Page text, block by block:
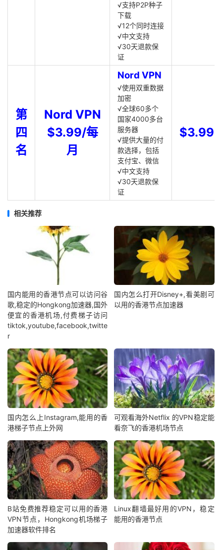
√支持P2P种子
下载
√12个同时连接
√中文支持
√30天退款保
证
第
四
名
Nord VPN
$3.99/每
月
Nord VPN
√使用双重数据
加密
√全球60多个
国家4000多台
服务器
√提供大量的付
款选择，包括
支付宝、微信
√中文支持
√30天退款保
证
$3.99
相关推荐
国内能用的香港节点可以访问谷
歌,稳定的Hongkong加速器,国外
便宜的香港机场,付费梯子访问
tiktok,youtube,facebook,twitte
r
国内怎么打开Disney+,看美剧可
以用的香港节点加速器
国内怎么上Instagram,能用的香
港梯子节点上外网
可观看海外Netflix 的VPN稳定能
看奈飞的香港机场节点
B站免费推荐稳定可以用的香港
VPN节点，Hongkong机场梯子
加速器软件排名
Linux翻墙最好用的VPN，稳定
能用的香港节点